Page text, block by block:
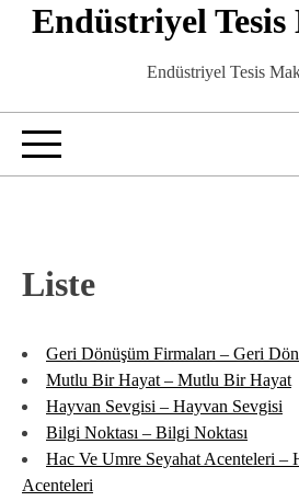
Endüstriyel
Endüstriyel Tesis
Liste
Geri Dönüşüm Firmaları – Geri
Mutlu Bir Hayat – Mutlu Bir Hayat
Hayvan Sevgisi – Hayvan Sevgisi
Bilgi Noktası – Bilgi Noktası
Hac Ve Umre Seyahat Acenteleri –
Acenteleri